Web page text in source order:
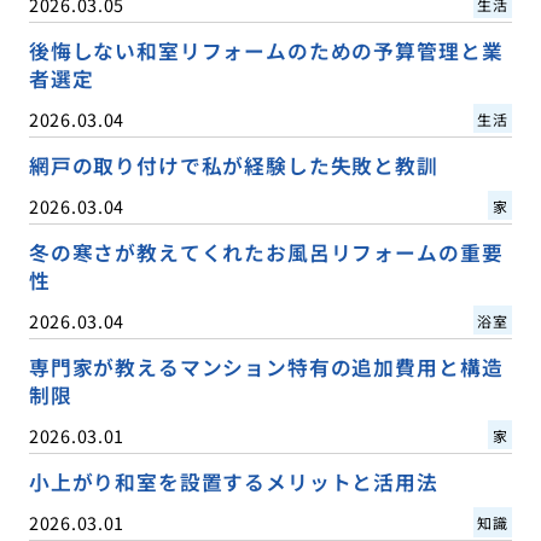
後悔しない和室リフォームのための予算管理と業
者選定
2026.03.04 生活
網戸の取り付けで私が経験した失敗と教訓
2026.03.04 家
冬の寒さが教えてくれたお風呂リフォームの重要
性
2026.03.04 浴室
専門家が教えるマンション特有の追加費用と構造
制限
2026.03.01 家
小上がり和室を設置するメリットと活用法
2026.03.01 知識